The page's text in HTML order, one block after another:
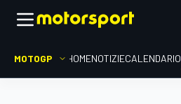
MOTOGP HOMENOTIZIECALENDARIO